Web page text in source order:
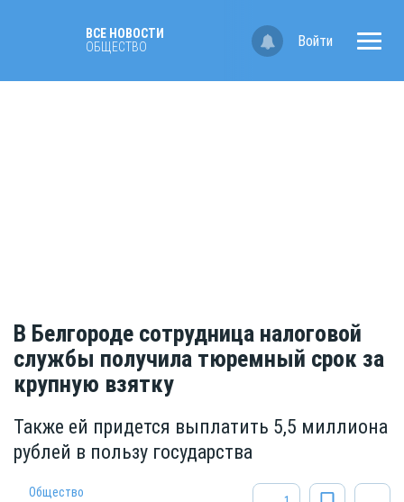
ВСЕ НОВОСТИ
ОБЩЕСТВО
Войти
В Белгороде сотрудница налоговой
службы получила тюремный срок за
крупную взятку
Также ей придется выплатить 5,5 миллиона
рублей в пользу государства
Общество